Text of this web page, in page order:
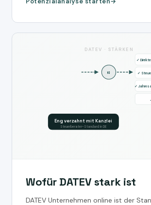
DATEV · STÄRKEN
KI
✓
✓
✓
Eng verzahnt mit Kanzlei
Steuerberater-Standard in DE
Wofür DATEV stark ist
DATEV Unternehmen online ist der